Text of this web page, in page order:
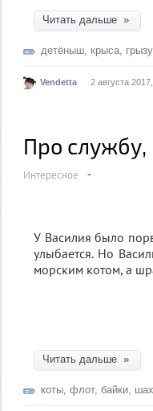
Читать дальше »
детёныш крыса
Vendetta 2 августа
Про службу,
Интересное
У Василия было
улыбается. Но
морским котом, а
Читать дальше »
коты флот, байки